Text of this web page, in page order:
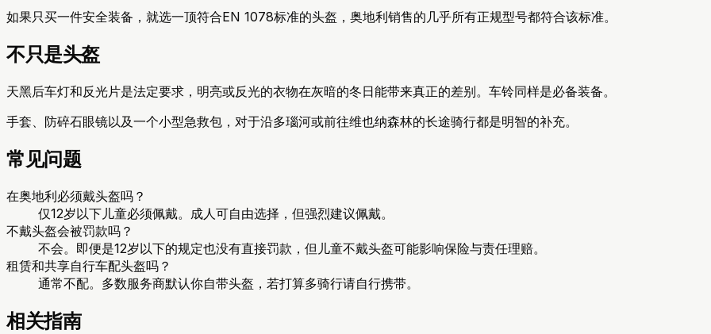
如果只买一件安全装备，就选一顶符合EN 1078标准的头盔，奥地利销售的几乎所有正规型号都符合该标准。
不只是头盔
天黑后车灯和反光片是法定要求，明亮或反光的衣物在灰暗的冬日能带来真正的差别。车铃同样是必备装备。
手套、防碎石眼镜以及一个小型急救包，对于沿多瑙河或前往维也纳森林的长途骑行都是明智的补充。
常见问题
在奥地利必须戴头盔吗？
仅12岁以下儿童必须佩戴。成人可自由选择，但强烈建议佩戴。
不戴头盔会被罚款吗？
不会。即便是12岁以下的规定也没有直接罚款，但儿童不戴头盔可能影响保险与责任理赔。
租赁和共享自行车配头盔吗？
通常不配。多数服务商默认你自带头盔，若打算多骑行请自行携带。
相关指南